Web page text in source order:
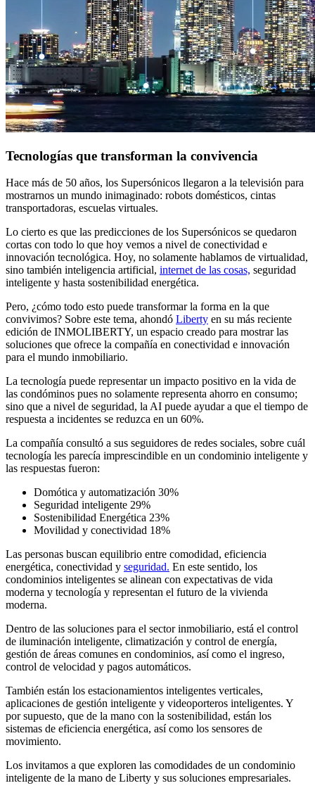
Tecnologías que transforman la convivencia
Hace más de 50 años, los Supersónicos llegaron a la televisión para
mostrarnos un mundo inimaginado: robots domésticos, cintas
transportadoras, escuelas virtuales.
Lo cierto es que las predicciones de los Supersónicos se quedaron
cortas con todo lo que hoy vemos a nivel de conectividad e
innovación tecnológica. Hoy, no solamente hablamos de virtualidad,
sino también inteligencia artificial, internet de las cosas, seguridad
inteligente y hasta sostenibilidad energética.
Pero, ¿cómo todo esto puede transformar la forma en la que
convivimos? Sobre este tema, ahondó Liberty en su más reciente
edición de INMOLIBERTY, un espacio creado para mostrar las
soluciones que ofrece la compañía en conectividad e innovación
para el mundo inmobiliario.
La tecnología puede representar un impacto positivo en la vida de
las condóminos pues no solamente representa ahorro en consumo;
sino que a nivel de seguridad, la AI puede ayudar a que el tiempo de
respuesta a incidentes se reduzca en un 60%.
La compañía consultó a sus seguidores de redes sociales, sobre cuál
tecnología les parecía imprescindible en un condominio inteligente y
las respuestas fueron:
Domótica y automatización 30%
Seguridad inteligente 29%
Sostenibilidad Energética 23%
Movilidad y conectividad 18%
Las personas buscan equilibrio entre comodidad, eficiencia
energética, conectividad y seguridad. En este sentido, los
condominios inteligentes se alinean con expectativas de vida
moderna y tecnología y representan el futuro de la vivienda
moderna.
Dentro de las soluciones para el sector inmobiliario, está el control
de iluminación inteligente, climatización y control de energía,
gestión de áreas comunes en condominios, así como el ingreso,
control de velocidad y pagos automáticos.
También están los estacionamientos inteligentes verticales,
aplicaciones de gestión inteligente y videoporteros inteligentes. Y
por supuesto, que de la mano con la sostenibilidad, están los
sistemas de eficiencia energética, así como los sensores de
movimiento.
Los invitamos a que exploren las comodidades de un condominio
inteligente de la mano de Liberty y sus soluciones empresariales.